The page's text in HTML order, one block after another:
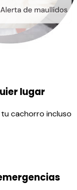
lugar
cachorro incluso